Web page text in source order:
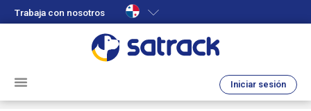
Trabaja con nosotros
Iniciar sesión